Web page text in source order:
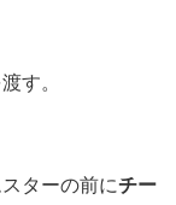
す。
ターの前にチー